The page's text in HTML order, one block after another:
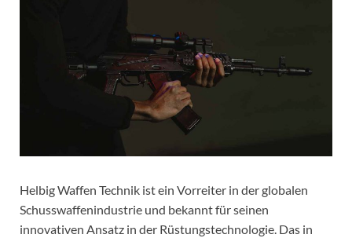
Helbig Waffen Technik ist ein Vorreiter in der globalen
Schusswaffenindustrie und bekannt für seinen
innovativen Ansatz in der Rüstungstechnologie. Das in